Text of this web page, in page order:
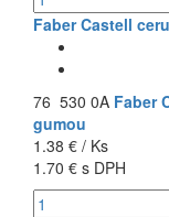
Faber Castell
76 530 0A Faber
gumou
1.38 € / Ks
1.70 € s DPH